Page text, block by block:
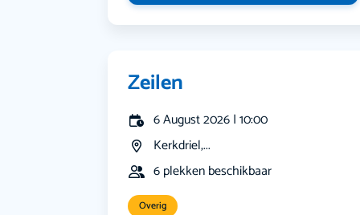
Zeilen
6 August 2026 | 10:00
Kerkdriel,...
6 plekken beschikbaar
Overig